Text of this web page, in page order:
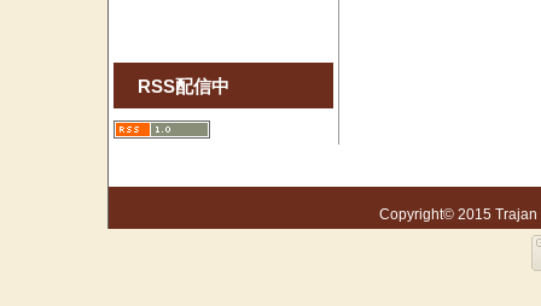
RSS配信中
Copyright© 2015 Trajan